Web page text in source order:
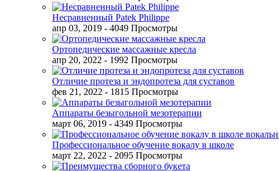
Несравненный Patek Philippe
апр 03, 2019 - 4049 Просмотры
Ортопедические массажные кресла
апр 20, 2022 - 1992 Просмотры
Отличие протеза и эндопротеза для суставов
фев 21, 2022 - 1815 Просмотры
Аппараты безыгольной мезотерапии
март 06, 2019 - 4349 Просмотры
Профессиональное обучение вокалу в школе
март 22, 2022 - 2095 Просмотры